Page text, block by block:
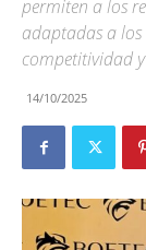
permiten a los
adaptadas a los
competitividad
14/10/2025